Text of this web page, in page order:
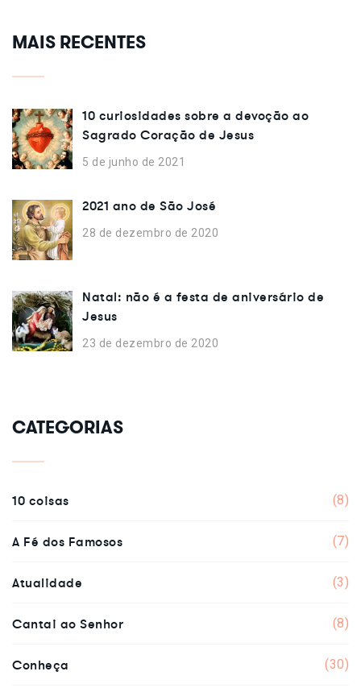
MAIS RECENTES
10 curiosidades sobre a devoção ao
Sagrado Coração de Jesus
5 de junho de 2021
2021 ano de São José
28 de dezembro de 2020
Natal: não é a festa de aniversário de
Jesus
23 de dezembro de 2020
CATEGORIAS
10 coisas (8)
A Fé dos Famosos (7)
Atualidade (3)
Cantai ao Senhor (8)
Conheça (30)